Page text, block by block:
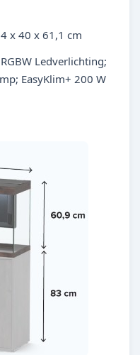
x 40 x 61,1 cm
Ledverlichting;
EasyKlim+ 200 W